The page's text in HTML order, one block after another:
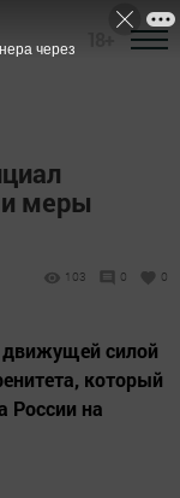
меры
103 0 0
движущей силой
который
России на
через